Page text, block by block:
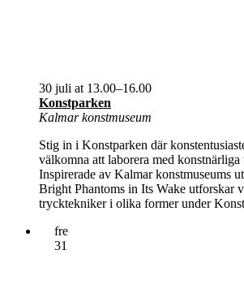
Konstparken
30 juli at 13.00–16.00
Kalmar konstmuseum
Stig in i Konstparken där
välkomna att laborera med
Inspirerade av Kalmar konstmuseums
Bright Phantoms in Its Wake utforskar
trycktekniker i olika former under
fre
31